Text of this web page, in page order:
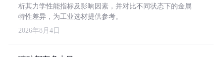
析其力学性能指标及影响因素，并对比不同状态下的金属
特性差异，为工业选材提供参考。
2026年8月4日